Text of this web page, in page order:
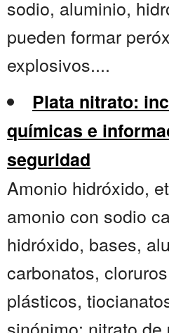
sodio, aluminio,
pueden formar
explosivos....
Plata nitrato:
químicas e
seguridad
Amonio hidróxido,
amonio con sodio
hidróxido, bases,
carbonatos,
plásticos,